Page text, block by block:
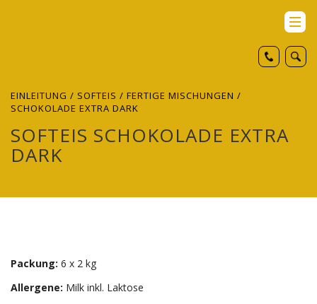
EINLEITUNG / SOFTEIS / FERTIGE MISCHUNGEN /
SCHOKOLADE EXTRA DARK
SOFTEIS SCHOKOLADE EXTRA
DARK
Packung: 6 x 2 kg
Allergene: Milk inkl. Laktose